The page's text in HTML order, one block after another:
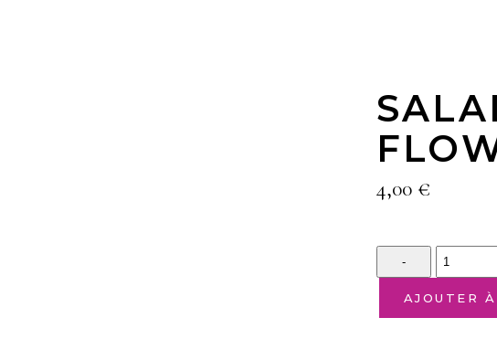
4,00 €
Quantity
AJOUTER